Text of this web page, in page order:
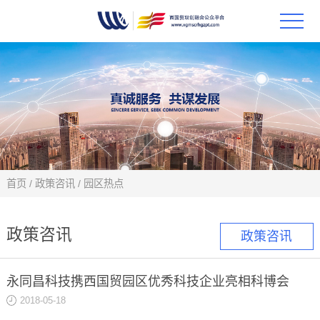
首页
政策
科技
合作
创新
政策咨讯
首页 / 政策咨讯 / 园区热点
政策咨讯
永同昌科技携西国贸园区优秀科技企业亮相科博会
2018-05-18